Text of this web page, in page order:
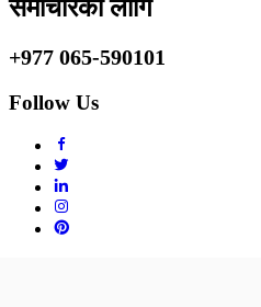
समाचारको लागि
+977 065-590101
Follow Us